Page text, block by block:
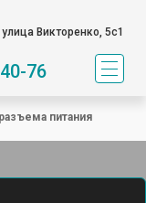
улица Викторенко, 5с1
76
питания